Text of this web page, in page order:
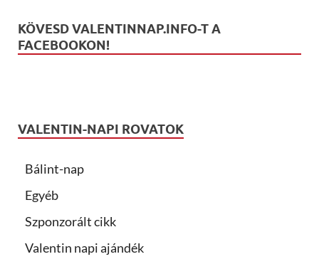
KÖVESD VALENTINNAP.INFO-T A
FACEBOOKON!
VALENTIN-NAPI ROVATOK
Bálint-nap
Egyéb
Szponzorált cikk
Valentin napi ajándék